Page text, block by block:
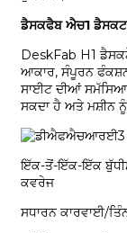
ਡੈਸਕਫੈਬ ਐਚ1
DeskFab H1
ਆਕਾਰ, ਸੰਪੂਰਨ
ਸਾਈਟ ਦੀਆਂ
ਸਕਦਾ ਹੈ ਅਤੇ ਮਸ਼ੀਨ
ਇੱਕ-ਤੋਂ-ਇੱਕ-ਇੱਕ
ਕਵਰੇਜ
ਸਧਾਰਨ ਕਾਰਵਾਈ/